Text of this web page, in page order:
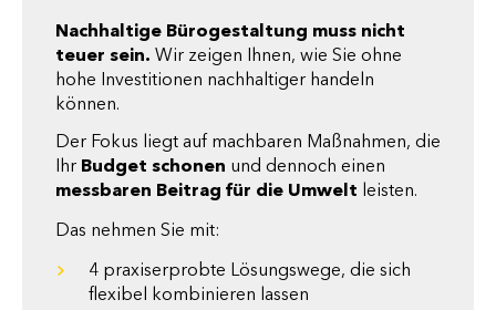
Nachhaltige Bürogestaltung muss nicht
teuer sein. Wir zeigen Ihnen, wie Sie ohne
hohe Investitionen nachhaltiger handeln
können.
Der Fokus liegt auf machbaren Maßnahmen, die
Ihr Budget schonen und dennoch einen
messbaren Beitrag für die Umwelt leisten.
Das nehmen Sie mit:
4 praxiserprobte Lösungswege, die sich
flexibel kombinieren lassen